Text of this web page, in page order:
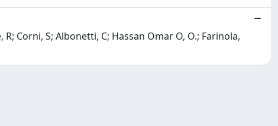
Corni, S; Albonetti, C; Hassan Omar O, O.; Farinola,